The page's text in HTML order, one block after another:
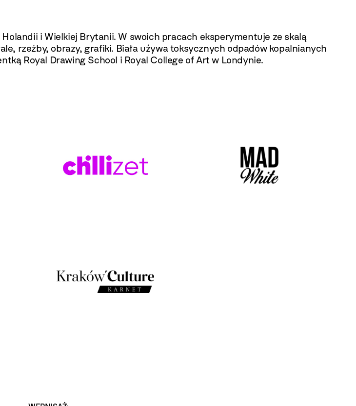
i Wielkiej Brytanii. W swoich pracach eksperymentuje ze skalą
rzeźby, obrazy, grafiki. Biała używa toksycznych odpadów kopalnianych
Royal Drawing School i Royal College of Art w Londynie.